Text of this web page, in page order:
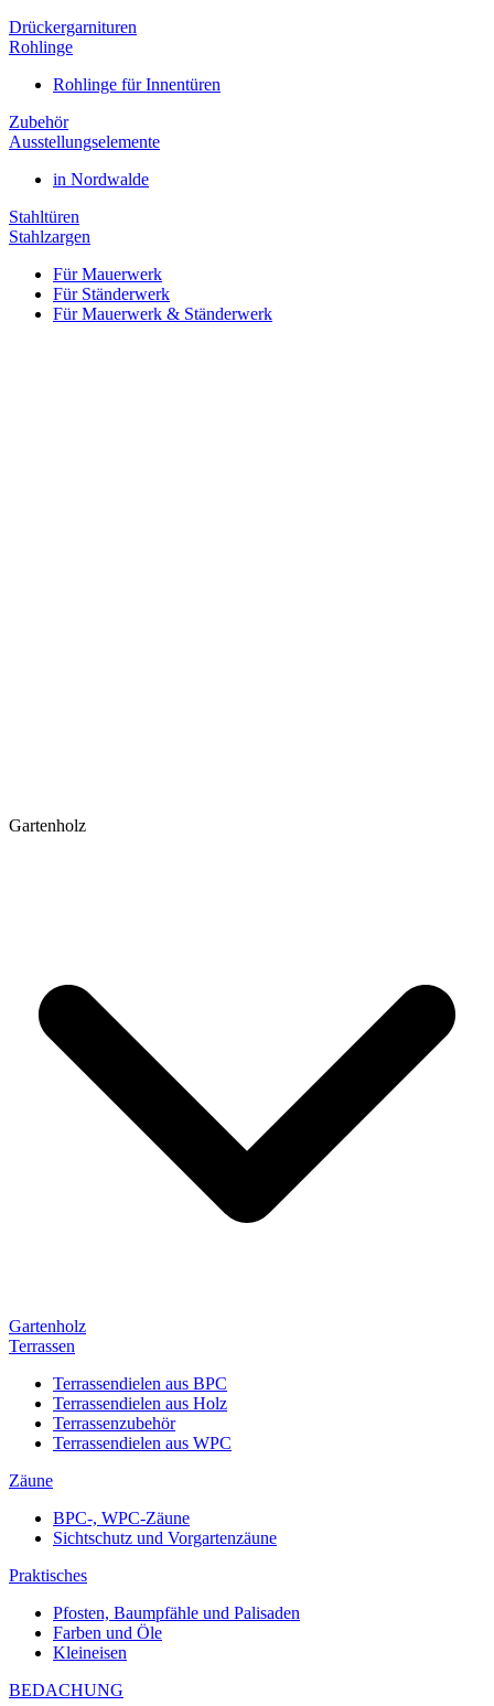
Drückergarnituren
Rohlinge
Rohlinge für Innentüren
Zubehör
Ausstellungselemente
in Nordwalde
Stahltüren
Stahlzargen
Für Mauerwerk
Für Ständerwerk
Für Mauerwerk & Ständerwerk
Gartenholz
Gartenholz
Terrassen
Terrassendielen aus BPC
Terrassendielen aus Holz
Terrassenzubehör
Terrassendielen aus WPC
Zäune
BPC-, WPC-Zäune
Sichtschutz und Vorgartenzäune
Praktisches
Pfosten, Baumpfähle und Palisaden
Farben und Öle
Kleineisen
BEDACHUNG